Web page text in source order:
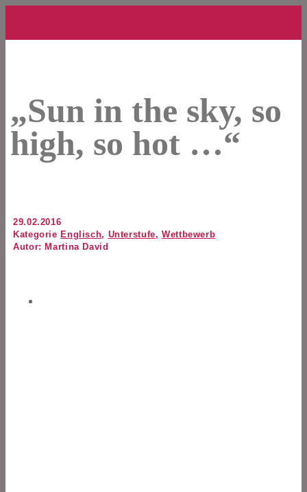
„Sun in the sky, so
high, so hot …“
29.02.2016
Kategorie Englisch, Unterstufe,Wettbewerb
Autor: Martina David